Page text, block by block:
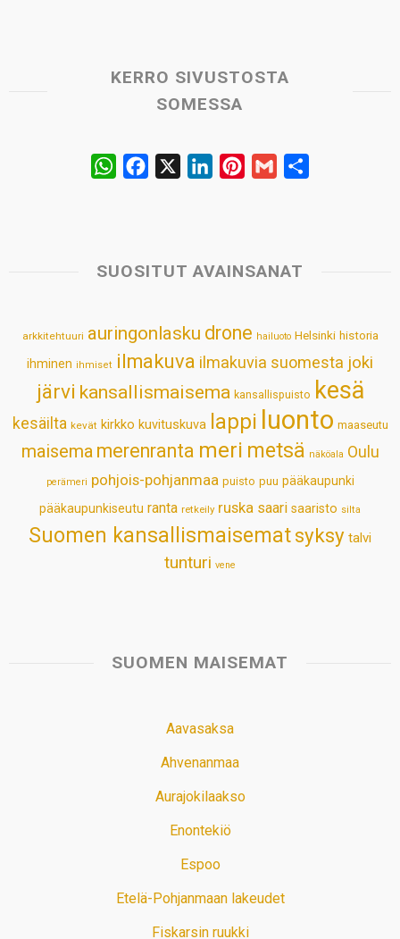
KERRO SIVUSTOSTA
SOMESSA
W
s
p
b
k
e
n
e
s
t
l
SUOSITUT AVAINSANAT
arkkitehtuuri auringonlasku drone hailuoto Helsinki historia
ihminen ihmiset ilmakuva ilmakuvia suomesta joki
järvi kansallismaisema kansallispuisto kesä
kesäilta kevät kirkko kuvituskuva lappi luonto maaseutu
maisema merenranta meri metsä näköala Oulu
perämeri pohjois-pohjanmaa puisto puu pääkaupunki
pääkaupunkiseutu ranta retkeily ruska saari saaristo silta
Suomen kansallismaisematsyksy talvi
tunturi vene
SUOMEN MAISEMAT
Aavasaksa
Ahvenanmaa
Aurajokilaakso
Enontekiö
Espoo
Etelä-Pohjanmaan lakeudet
Fiskarsin ruukki